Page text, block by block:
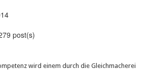
post(s)
wird einem durch die Gleichmacherei